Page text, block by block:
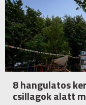
8 hangulatos
csillagok alatt